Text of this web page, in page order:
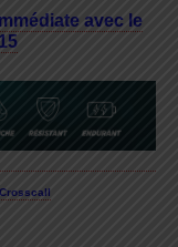
avec le